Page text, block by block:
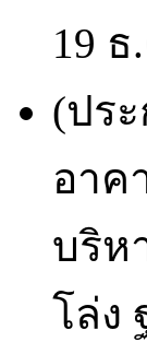
19 ธ
(ปร
อาค
บริห
โล่ง